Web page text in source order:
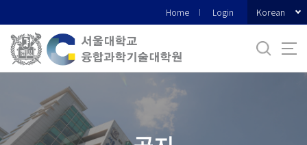
로
메
Home Login Korean